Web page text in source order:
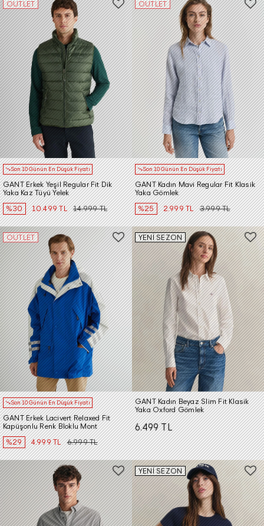
OUTLET
Son 10 Günün En Düşük Fiyatı
GANT Erkek Yeşil Regular Fit Dik
Yaka Kaz Tüyü Yelek
%30
10.499 TL 14.999 TL
OUTLET
Son 10 Günün En Düşük Fiyatı
GANT Kadın Mavi Regular Fit Klasik
Yaka Gömlek
%25
2.999 TL 3.999 TL
OUTLET
Son 10 Günün En Düşük Fiyatı
GANT Erkek Lacivert Relaxed Fit
Kapüşonlu Renk Bloklu Mont
%29
4.999 TL 6.999 TL
YENİ SEZON
GANT Kadın Beyaz Slim Fit Klasik
Yaka Oxford Gömlek
6.499 TL
YENİ SEZON